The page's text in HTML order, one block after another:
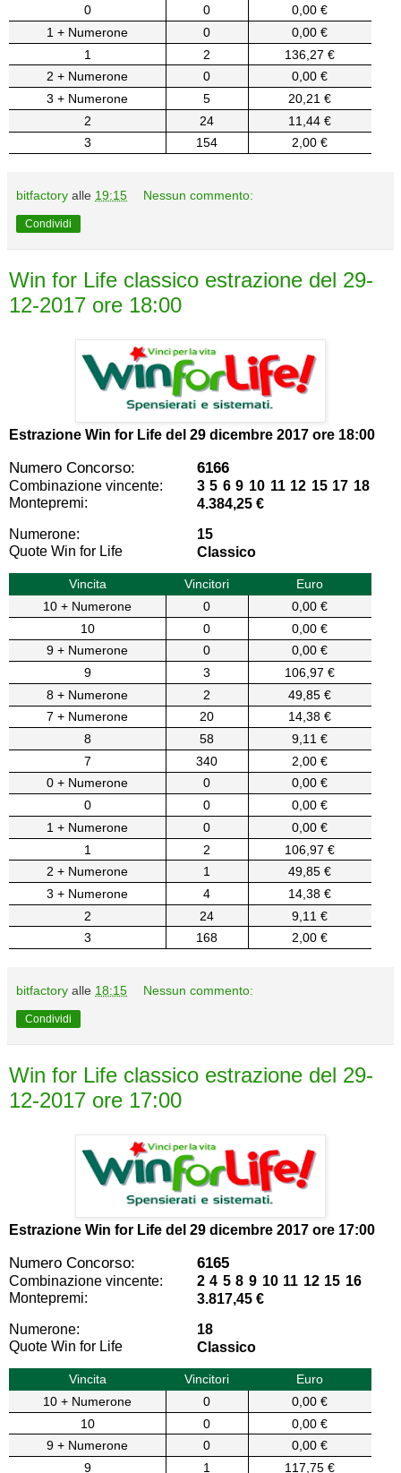
0
0
0,00 €
1 + Numerone
0
0,00 €
1
2
136,27 €
2 + Numerone
0
0,00 €
3 + Numerone
5
20,21 €
2
24
11,44 €
3
154 2,00 €
bitfactory alle 19:15 Nessun commento:
Condividi
Win for Life classico estrazione del 29-
12-2017 ore 18:00
Estrazione Win for Life del 29 dicembre 2017 ore 18:00
Numero Concorso: 6166
Combinazione vincente:
3 5 6 9 10 11 12 15 17 18
Montepremi:
4.384,25 €
Numerone:
15
Quote Win for Life
Classico
Vincita Vincitori
Euro
10 + Numerone
0
0,00 €
10
0
0,00 €
9 + Numerone
0
0,00 €
9
3
106,97 €
8 + Numerone
2
49,85 €
7 + Numerone
20
14,38 €
8
58
9,11 €
7
340
2,00 €
0 + Numerone
0
0,00 €
0
0
0,00 €
1 + Numerone
0
0,00 €
1
2
106,97 €
2 + Numerone
1
49,85 €
3 + Numerone
4
14,38 €
2
24
9,11 €
3
168 2,00 €
bitfactory alle 18:15 Nessun commento:
Condividi
Win for Life classico estrazione del 29-
12-2017 ore 17:00
Estrazione Win for Life del 29 dicembre 2017 ore 17:00
Numero Concorso: 6165
Combinazione vincente:
2 4 5 8 9 10 11 12 15 16
Montepremi:
3.817,45 €
Numerone:
18
Quote Win for Life
Classico
Vincita Vincitori
Euro
10 + Numerone
0
0,00 €
10
0
0,00 €
9 + Numerone
0
0,00 €
9
1 117,75 €